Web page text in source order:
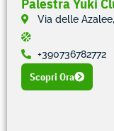
Via delle
+390736782772
Scopri Ora